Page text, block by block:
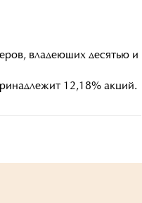
владеющих десятью и
12,18% акций.